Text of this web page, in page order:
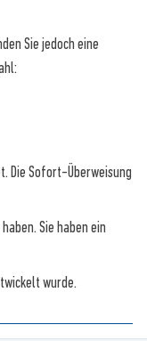
Sie jedoch eine
Die Sofort-Überweisung
Sie haben ein
wurde.